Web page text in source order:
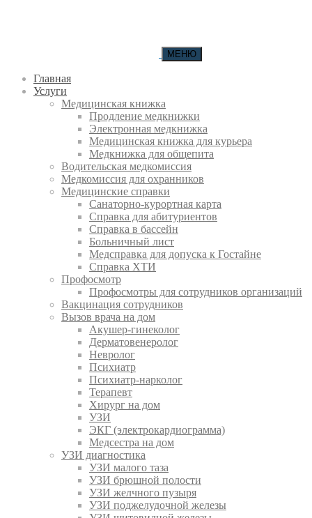
МЕНЮ
Главная
Услуги
Медицинская книжка
Продление медкнижки
Электронная медкнижка
Медицинская книжка для курьера
Медкнижка для общепита
Водительская медкомиссия
Медкомиссия для охранников
Медицинские справки
Санаторно-курортная карта
Справка для абитуриентов
Справка в бассейн
Больничный лист
Медсправка для допуска к Гостайне
Справка ХТИ
Профосмотр
Профосмотры для сотрудников организаций
Вакцинация сотрудников
Вызов врача на дом
Акушер-гинеколог
Дерматовенеролог
Невролог
Психиатр
Психиатр-нарколог
Терапевт
Хирург на дом
УЗИ
ЭКГ (электрокардиограмма)
Медсестра на дом
УЗИ диагностика
УЗИ малого таза
УЗИ брюшной полости
УЗИ желчного пузыря
УЗИ поджелудочной железы